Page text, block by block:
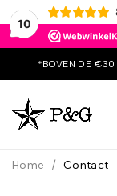
10
*BOVEN DE €30
Home / Contact